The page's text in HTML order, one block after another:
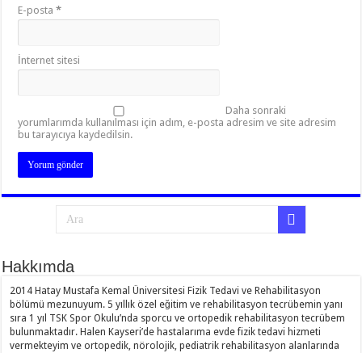
E-posta*
İnternet sitesi
Daha sonraki
yorumlarımda kullanılması için adım, e-posta adresim ve site adresim
bu tarayıcıya kaydedilsin.
Hakkımda
2014 Hatay Mustafa Kemal Üniversitesi Fizik Tedavi ve Rehabilitasyon
bölümü mezunuyum. 5 yıllık özel eğitim ve rehabilitasyon tecrübemin yanı
sıra 1 yıl TSK Spor Okulu’nda sporcu ve ortopedik rehabilitasyon tecrübem
bulunmaktadır. Halen Kayseri’de hastalarıma evde fizik tedavi hizmeti
vermekteyim ve ortopedik, nörolojik, pediatrik rehabilitasyon alanlarında